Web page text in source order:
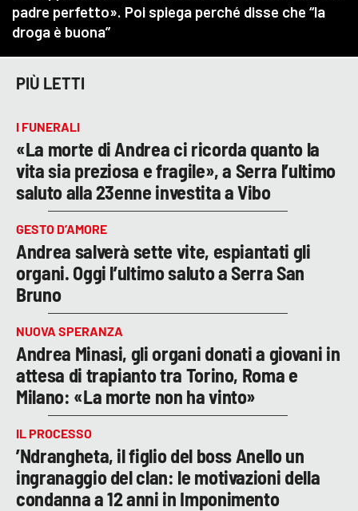
PIÙ LETTI
I FUNERALI
«La morte di Andrea ci ricorda quanto la
vita sia preziosa e fragile», a Serra l’ultimo
saluto alla 23enne investita a Vibo
GESTO D’AMORE
Andrea salverà sette vite, espiantati gli
organi. Oggi l’ultimo saluto a Serra San
Bruno
NUOVA SPERANZA
Andrea Minasi, gli organi donati a giovani in
attesa di trapianto tra Torino, Roma e
Milano: «La morte non ha vinto»
IL PROCESSO
’Ndrangheta, il figlio del boss Anello un
ingranaggio del clan: le motivazioni della
condanna a 12 anni in Imponimento